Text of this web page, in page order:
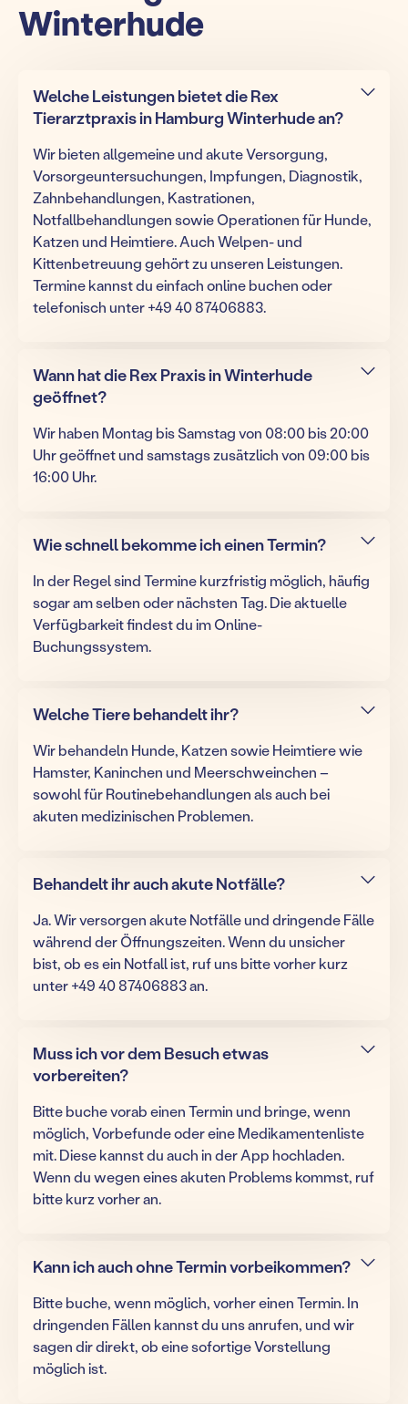
Winterhude
Welche Leistungen bietet die Rex
Tierarztpraxis in Hamburg Winterhude an?
Wir bieten allgemeine und akute Versorgung,
Vorsorgeuntersuchungen, Impfungen, Diagnostik,
Zahnbehandlungen, Kastrationen,
Notfallbehandlungen sowie Operationen für Hunde,
Katzen und Heimtiere. Auch Welpen- und
Kittenbetreuung gehört zu unseren Leistungen.
Termine kannst du einfach online buchen oder
telefonisch unter +49 40 87406883.
Wann hat die Rex Praxis in Winterhude
geöffnet?
Wir haben Montag bis Samstag von 08:00 bis 20:00
Uhr geöffnet und samstags zusätzlich von 09:00 bis
16:00 Uhr.
Wie schnell bekomme ich einen Termin?
In der Regel sind Termine kurzfristig möglich, häufig
sogar am selben oder nächsten Tag. Die aktuelle
Verfügbarkeit findest du im Online-
Buchungssystem.
Welche Tiere behandelt ihr?
Wir behandeln Hunde, Katzen sowie Heimtiere wie
Hamster, Kaninchen und Meerschweinchen –
sowohl für Routinebehandlungen als auch bei
akuten medizinischen Problemen.
Behandelt ihr auch akute Notfälle?
Ja. Wir versorgen akute Notfälle und dringende Fälle
während der Öffnungszeiten. Wenn du unsicher
bist, ob es ein Notfall ist, ruf uns bitte vorher kurz
unter +49 40 87406883 an.
Muss ich vor dem Besuch etwas
vorbereiten?
Bitte buche vorab einen Termin und bringe, wenn
möglich, Vorbefunde oder eine Medikamentenliste
mit. Diese kannst du auch in der App hochladen.
Wenn du wegen eines akuten Problems kommst, ruf
bitte kurz vorher an.
Kann ich auch ohne Termin vorbeikommen?
Bitte buche, wenn möglich, vorher einen Termin. In
dringenden Fällen kannst du uns anrufen, und wir
sagen dir direkt, ob eine sofortige Vorstellung
möglich ist.